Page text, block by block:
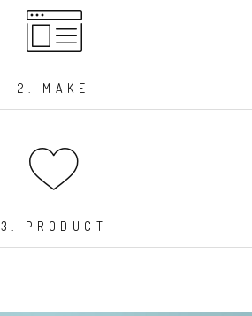
2. MAKE
3. PRODUCT